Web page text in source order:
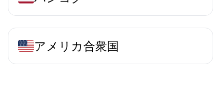
アメリカ合衆国